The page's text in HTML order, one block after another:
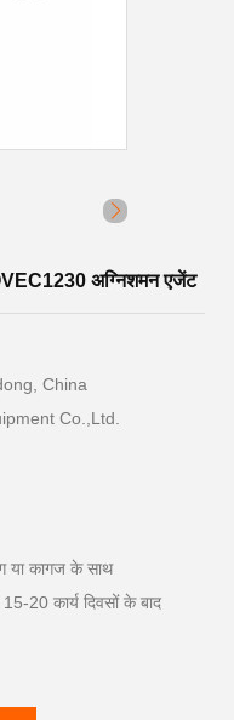
अग्निशमन एजेंट
China
Co.,Ltd.
या कागज के साथ
20 कार्य दिवसों के बाद